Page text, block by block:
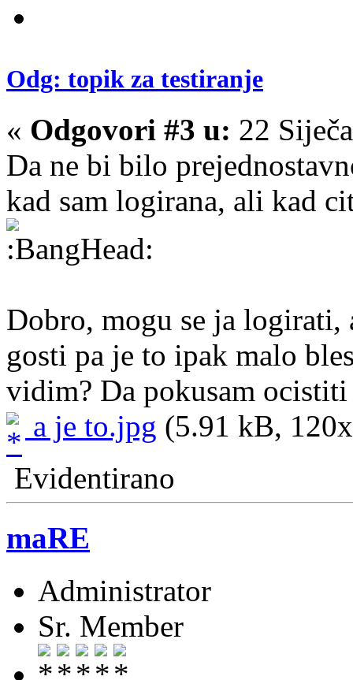
Odg: topik za testiranje
« Odgovori #3 u: 22
Da ne bi bilo
kad sam logirana, ali kad
Dobro, mogu se ja
gosti pa je to ipak malo
vidim? Da pokusam
a je to.jpg (5.91 kB,
Evidentirano
maRE
Administrator
Sr. Member